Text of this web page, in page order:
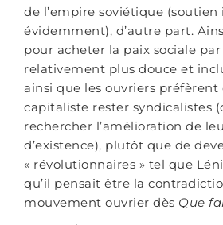
de l’empire soviétique (soutien
évidemment), d’autre part.
pour acheter la paix sociale
relativement plus douce et
ainsi que les ouvriers préfèrent
capitaliste rester syndicalistes
rechercher l’amélioration de
d’existence), plutôt que de
« révolutionnaires » tel que
qu’il pensait être la
mouvement ouvrier dès Que